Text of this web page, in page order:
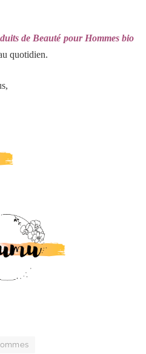
de Beauté pour Hommes bio
quotidien.